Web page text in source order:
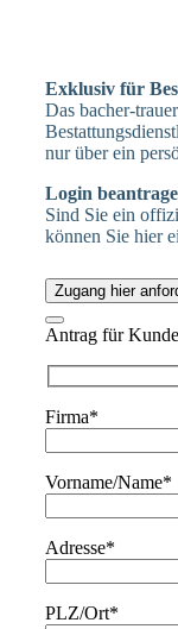
Exklusiv für
Das bacher-
nur über ein
Login
Sind Sie ein
können Sie hier
Zugang hier
Antrag für
Firma*
Vorname/Name*
Adresse*
PLZ/Ort*